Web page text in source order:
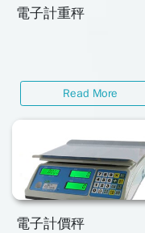
電子計重秤
Read More
電子計價秤